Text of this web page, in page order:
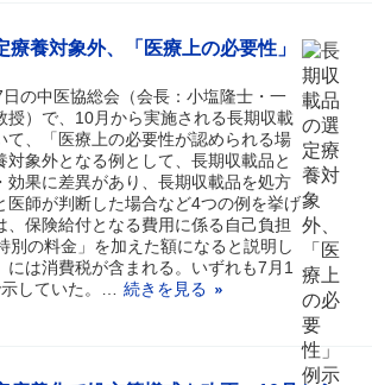
療養対象外、「医療上の必要性」
の中医協総会（会長：小塩隆士・一
授）で、10月から実施される長期収載
て、「医療上の必要性が認められる場
対象外となる例として、長期収載品と
効果に差異があり、長期収載品を処方
医師が判断した場合など4つの例を挙げ
、保険給付となる費用に係る自己負担
別の料金」を加えた額になると説明し
には消費税が含まれる。いずれも7月1
していた。… 続きを見る